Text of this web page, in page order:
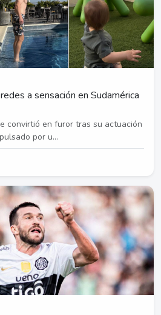
a sensación en Sudamérica
convirtió en furor tras su actuación
por u...